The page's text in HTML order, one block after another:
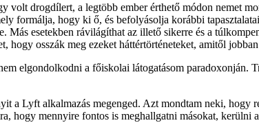
volt drogdílert, a legtöbb ember érthető módon nemet
formálja, hogy ki ő, és befolyásolja korábbi
Más esetekben rávilágíthat az illető sikerre és a
hogy osszák meg ezeket háttértörténeteket, amitől
elgondolkodni a főiskolai látogatásom
a Lyft alkalmazás megenged. Azt mondtam neki, hogy
hogy mennyire fontos is meghallgatni másokat, kerülni